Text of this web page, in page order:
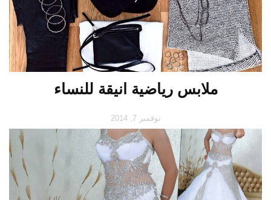
ملابس رياضية انيقة للنساء
نوفمبر 7, 2014